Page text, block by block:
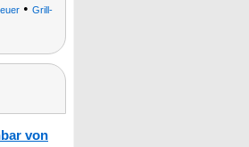
• Grill-
von